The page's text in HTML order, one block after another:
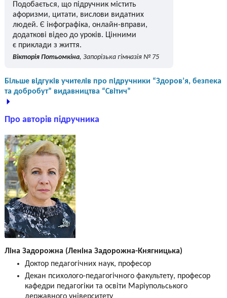
Подобається, що підручник містить
афоризми, цитати, вислови видатних
людей. Є інфографіка, онлайн-вправи,
додаткові відео до уроків. Цінними
є приклади з життя.
Вікторія Потьомкіна, Запорізька гімназія № 75
Більше відгуків учителів про підручники “Здоров’я, безпека
та добробут” видавництва “Світич”
Про авторів підручника
Ліна Задорожна (Леніна Задорожна-Княгницька)
Доктор педагогічних наук, професор
Декан психолого-педагогічного факультету, професор
кафедри педагогіки та освіти Маріупольського